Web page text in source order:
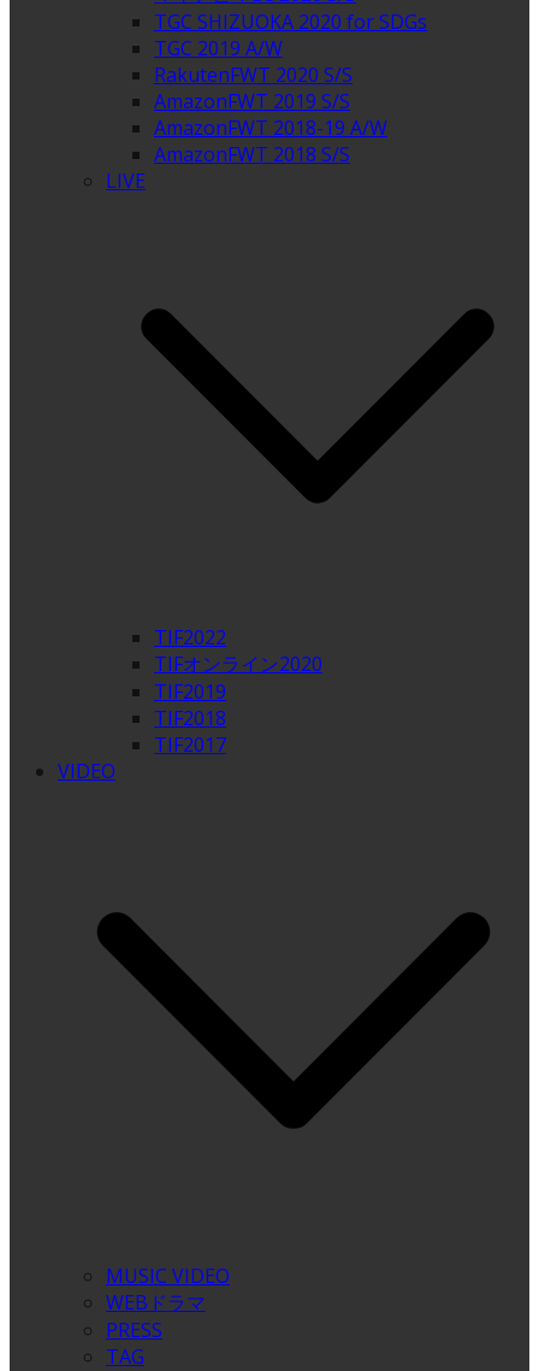
TGC SHIZUOKA 2020 for SDGs
TGC 2019 A/W
RakutenFWT 2020 S/S
AmazonFWT 2019 S/S
AmazonFWT 2018-19 A/W
AmazonFWT 2018 S/S
LIVE
TIF2022
TIFオンライン2020
TIF2019
TIF2018
TIF2017
VIDEO
MUSIC VIDEO
WEBドラマ
PRESS
TAG